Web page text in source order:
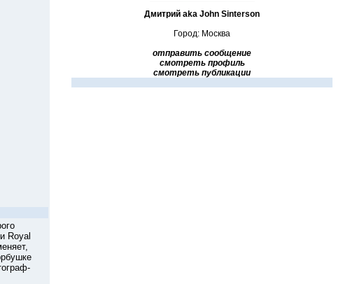
Royal
Дмитрий aka John Sinterson
Город: Москва
отправить сообщение
смотреть профиль
смотреть публикации